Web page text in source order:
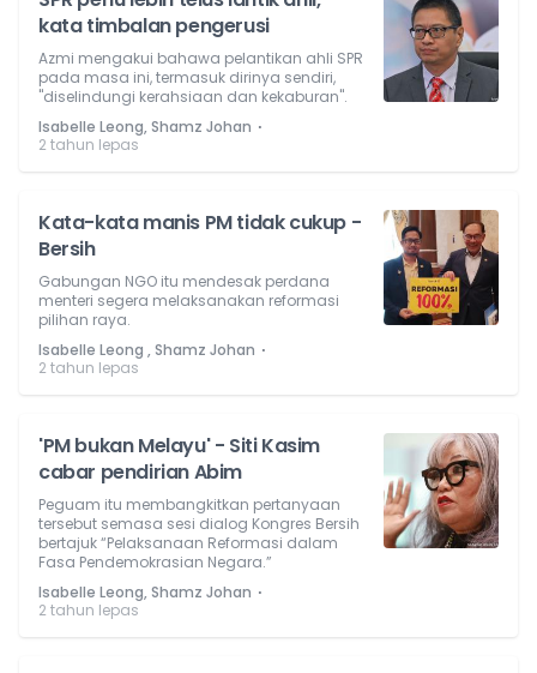
kata timbalan pengerusi
Azmi mengakui bahawa pelantikan ahli SPR
pada masa ini, termasuk dirinya sendiri,
"diselindungi kerahsiaan dan kekaburan".
Isabelle Leong, Shamz Johan ⋅
2 tahun lepas
Kata-kata manis PM tidak cukup -
Bersih
Gabungan NGO itu mendesak perdana
menteri segera melaksanakan reformasi
pilihan raya.
Isabelle Leong , Shamz Johan ⋅
2 tahun lepas
'PM bukan Melayu' - Siti Kasim
cabar pendirian Abim
Peguam itu membangkitkan pertanyaan
tersebut semasa sesi dialog Kongres Bersih
bertajuk “Pelaksanaan Reformasi dalam
Fasa Pendemokrasian Negara.”
Isabelle Leong, Shamz Johan ⋅
2 tahun lepas